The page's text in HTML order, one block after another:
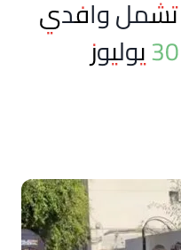
تشمل وافدي